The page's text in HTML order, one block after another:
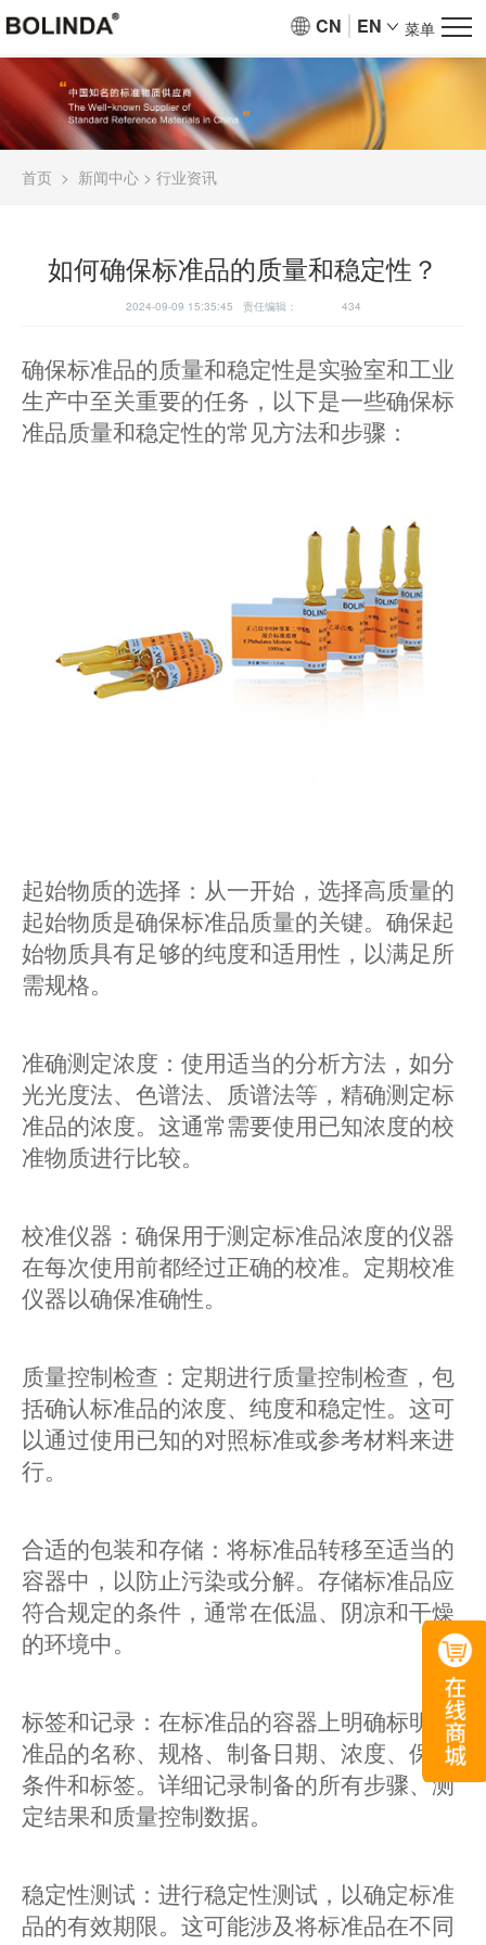
CN EN 菜单
首页 > 新闻中心 > 行业资讯
如何确保标准品的质量和稳定性？
2024-09-09 15:35:45 责任编辑： 434
确保标准品的质量和稳定性是实验室和工业
生产中至关重要的任务，以下是一些确保标
准品质量和稳定性的常见方法和步骤：
起始物质的选择：从一开始，选择高质量的
起始物质是确保标准品质量的关键。确保起
始物质具有足够的纯度和适用性，以满足所
需规格。
准确测定浓度：使用适当的分析方法，如分
光光度法、色谱法、质谱法等，精确测定标
准品的浓度。这通常需要使用已知浓度的校
准物质进行比较。
校准仪器：确保用于测定标准品浓度的仪器
在每次使用前都经过正确的校准。定期校准
仪器以确保准确性。
质量控制检查：定期进行质量控制检查，包
括确认标准品的浓度、纯度和稳定性。这可
以通过使用已知的对照标准或参考材料来进
行。
合适的包装和存储：将标准品转移至适当的
容器中，以防止污染或分解。存储标准品应
符合规定的条件，通常在低温、阴凉和干燥
的环境中。
标签和记录：在标准品的容器上明确标明标
准品的名称、规格、制备日期、浓度、保存
条件和标签。详细记录制备的所有步骤、测
定结果和质量控制数据。
稳定性测试：进行稳定性测试，以确定标准
品的有效期限。这可能涉及将标准品在不同